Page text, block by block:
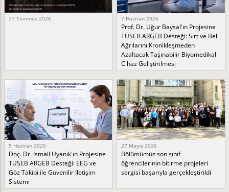
27 Temmuz 2026 7 Haziran 2026
Prof. Dr. Uğur Baysal'ın Projesine
TÜSEB ARGEB Desteği: Sırt ve Bel
Ağrılarını Kronikleşmeden
Azaltacak Taşınabilir Biyomedikal
Cihaz Geliştirilmesi
5 Haziran 2026
Doç. Dr. İsmail Uyanık'ın Projesine
TÜSEB ARGEB Desteği: EEG ve
Göz Takibi ile Güvenilir İletişim
Sistemi
27 Mayıs 2026
Bölümümüz son sınıf
öğrencilerinin bitirme projeleri
sergisi başarıyla gerçekleştirildi